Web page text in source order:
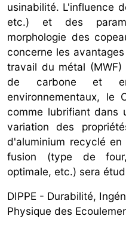
usinabilité. L'influence
etc.) et des
morphologie des
concerne les
travail du métal
de carbone et
environnementaux, le
comme lubrifiant dans
variation des
d'aluminium recyclé
fusion (type de
optimale, etc.) sera
DIPPE - Durabilité,
Physique des